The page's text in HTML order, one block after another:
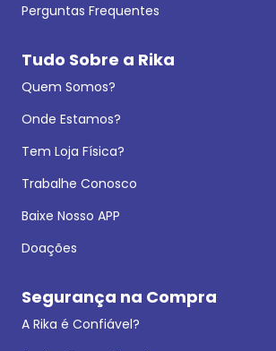
Perguntas Frequentes
Tudo Sobre a Rika
Quem Somos?
Onde Estamos?
Tem Loja Física?
Trabalhe Conosco
Baixe Nosso APP
Doações
Segurança na Compra
A Rika é Confiável?